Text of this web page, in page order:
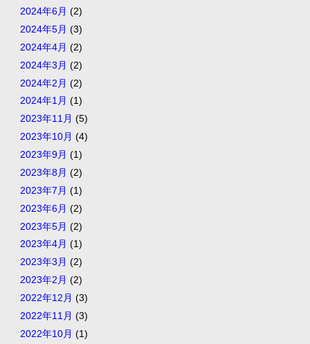
2024年6月 (2)
2024年5月 (3)
2024年4月 (2)
2024年3月 (2)
2024年2月 (2)
2024年1月 (1)
2023年11月 (5)
2023年10月 (4)
2023年9月 (1)
2023年8月 (2)
2023年7月 (1)
2023年6月 (2)
2023年5月 (2)
2023年4月 (1)
2023年3月 (2)
2023年2月 (2)
2022年12月 (3)
2022年11月 (3)
2022年10月 (1)